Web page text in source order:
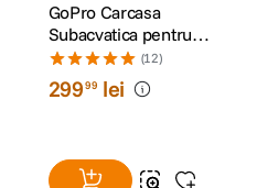
GoPro Carcasa
Subacvatica pentru
HERO9 /HERO10
/HERO11
Black/HERO12/ HERO13
(12)
29999 lei